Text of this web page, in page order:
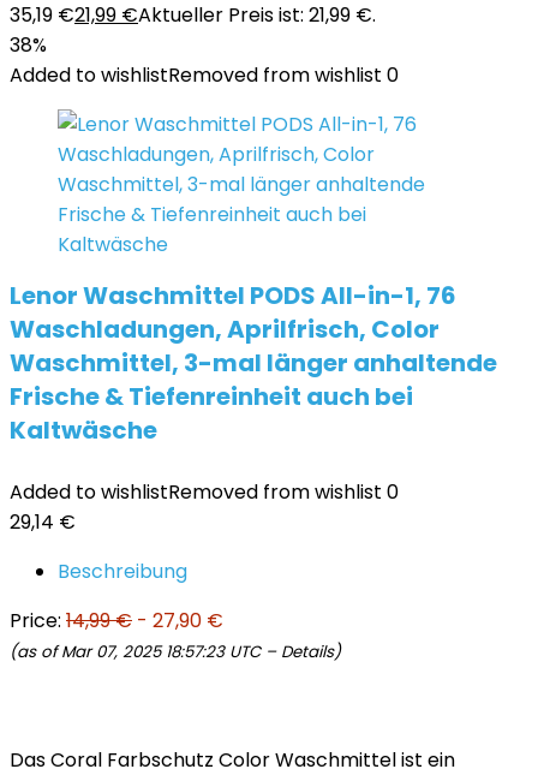
35,19 €21,99 €Aktueller Preis ist: 21,99 €.
38%
Added to wishlistRemoved from wishlist 0
Lenor Waschmittel PODS All-in-1, 76
Waschladungen, Aprilfrisch, Color
Waschmittel, 3-mal länger anhaltende
Frische & Tiefenreinheit auch bei
Kaltwäsche
Added to wishlistRemoved from wishlist 0
29,14 €
Beschreibung
Price: 14,99 € - 27,90 €
(as of Mar 07, 2025 18:57:23 UTC – Details)
Das Coral Farbschutz Color Waschmittel ist ein